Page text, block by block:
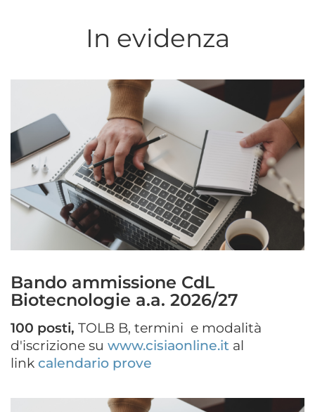
In evidenza
Bando ammissione CdL
Biotecnologie a.a. 2026/27
100 posti, TOLB B, termini e modalità
d'iscrizione su www.cisiaonline.it al
link calendario prove